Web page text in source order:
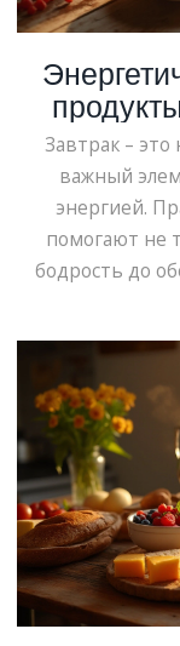
Завтрак – это
важный
энергией.
помогают не
бодрость до
полезные
главное,
только